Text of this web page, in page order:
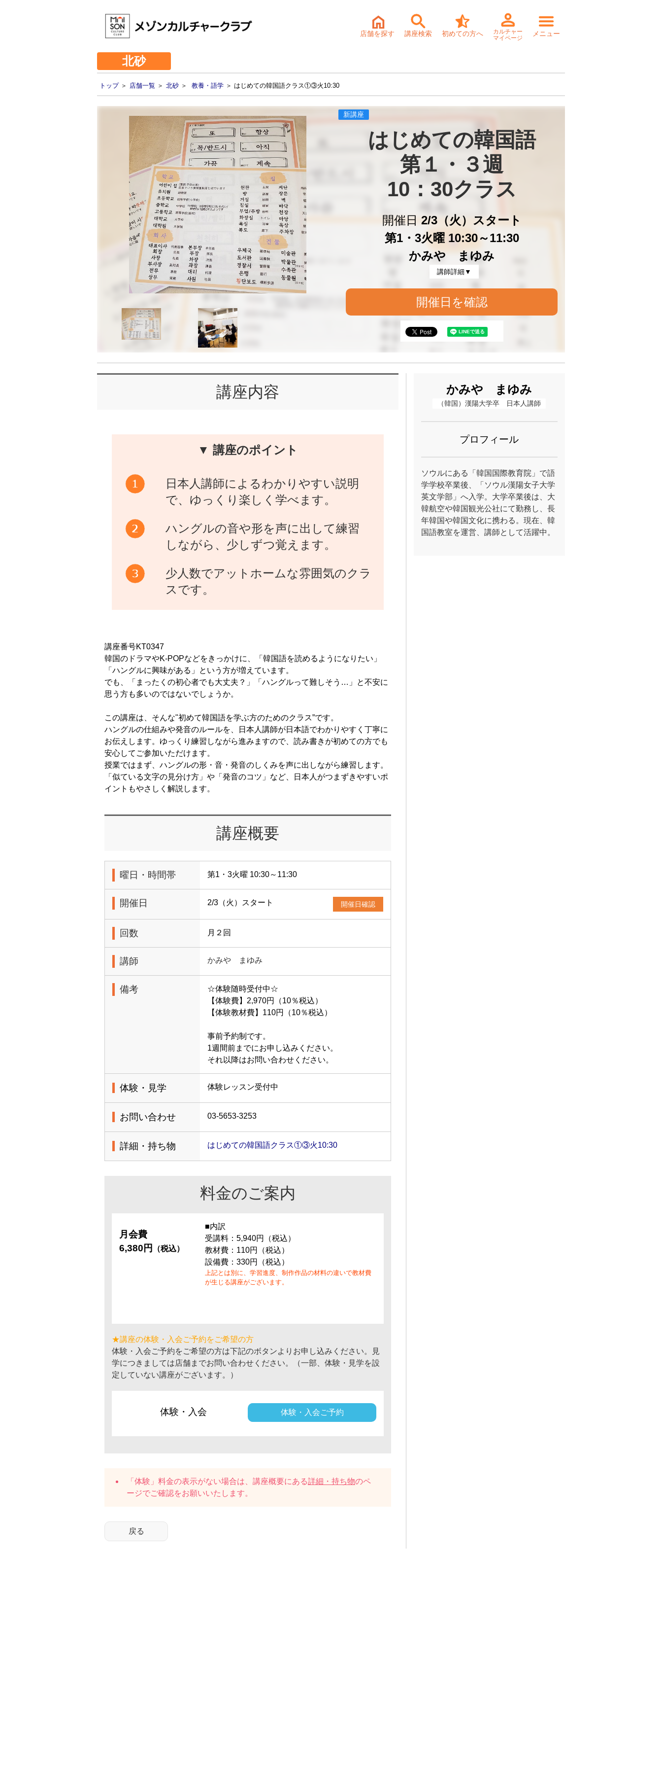
店舗を探す 講座検索 初めての方へ
カルチャー
マイページ
メニュー
北砂
トップ＞ 店舗一覧 ＞ 北砂 ＞ 教養・語学 ＞ はじめての韓国語クラス①③火10:30
新講座
はじめての韓国語
第１・３週
10：30クラス
開催日 2/3（火）スタート
第1・3火曜 10:30～11:30
かみや まゆみ
講師詳細▼
開催日を確認
講座内容
▼ 講座のポイント
日本人講師によるわかりやすい説明
で、ゆっくり楽しく学べます。
ハングルの音や形を声に出して練習
しながら、少しずつ覚えます。
少人数でアットホームな雰囲気のクラ
スです。
講座番号KT0347
韓国のドラマやK-POPなどをきっかけに、「韓国語を読めるようになりたい」
「ハングルに興味がある」という方が増えています。
でも、「まったくの初心者でも大丈夫？」「ハングルって難しそう…」と不安に
思う方も多いのではないでしょうか。
この講座は、そんな"初めて韓国語を学ぶ方のためのクラス”です。
ハングルの仕組みや発音のルールを、日本人講師が日本語でわかりやすく丁寧に
お伝えします。ゆっくり練習しながら進みますので、読み書きが初めての方でも
安心してご参加いただけます。
授業ではまず、ハングルの形・音・発音のしくみを声に出しながら練習します。
「似ている文字の見分け方」や「発音のコツ」など、日本人がつまずきやすいポ
イントもやさしく解説します。
講座概要
曜日・時間帯 第1・3火曜 10:30～11:30
開催日 2/3（火）スタート 開催日確認
回数 月２回
講師 かみや まゆみ
備考
☆体験随時受付中☆
【体験費】2,970円（10％税込）
【体験教材費】110円（10％税込）
事前予約制です。
1週間前までにお申し込みください。
それ以降はお問い合わせください。
体験・見学 体験レッスン受付中
お問い合わせ 03-5653-3253
詳細・持ち物 はじめての韓国語クラス①③火10:30
料金のご案内
月会費
6,380円
（税込）
■内訳
受講料：5,940円（税込）
教材費：110円（税込）
設備費：330円（税込）
上記とは別に、学習進度、制作作品の材料の違いで教材費
が生じる講座がございます。
★講座の体験・入会ご予約をご希望の方
体験・入会ご予約をご希望の方は下記のボタンよりお申し込みください。見
学につきましては店舗までお問い合わせください。（一部、体験・見学を設
定していない講座がございます。）
体験・入会 体験・入会ご予約
「体験」料金の表示がない場合は、講座概要にある詳細・持ち物のペ
ージでご確認をお願いいたします。
かみや まゆみ
（韓国）漢陽大学卒　日本人講師
プロフィール
ソウルにある「韓国国際教育院」で語
学学校卒業後、「ソウル漢陽女子大学
英文学部」へ入学。大学卒業後は、大
韓航空や韓国観光公社にて勤務し、長
年韓国や韓国文化に携わる。現在、韓
国語教室を運営、講師として活躍中。